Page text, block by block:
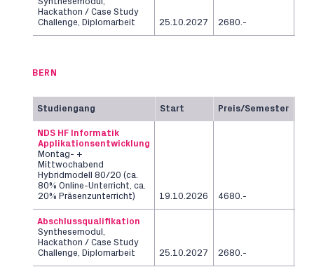
Hackathon / Case Study
Challenge, Diplomarbeit
25.10.2027 2680.-
BERN
Studiengang Start Preis/Semester
NDS HF Informatik
Applikationsentwicklung
Montag- +
Mittwochabend
Hybridmodell 80/20 (ca.
80% Online-Unterricht, ca.
20% Präsenzunterricht)
19.10.2026 4680.-
Abschlussqualifikation
Synthesemodul,
Hackathon / Case Study
Challenge, Diplomarbeit
25.10.2027 2680.-